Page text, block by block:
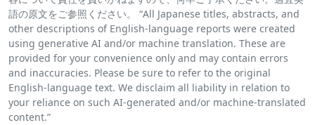
語の原文をご参照ください。 “All Japanese titles, abstracts, and
other descriptions of English-language reports were created
using generative AI and/or machine translation. These are
provided for your convenience only and may contain errors
and inaccuracies. Please be sure to refer to the original
English-language text. We disclaim all liability in relation to
your reliance on such AI-generated and/or machine-translated
content.”